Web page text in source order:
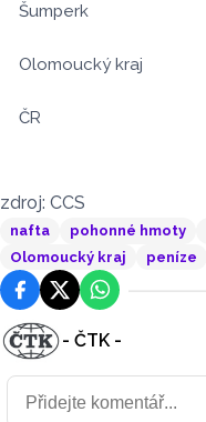
Šumperk
Olomoucký kraj
ČR
zdroj: CCS
nafta pohonné hmoty
Olomoucký kraj
peníze
FacebookPlatforma X
WhatsApp
- ČTK -